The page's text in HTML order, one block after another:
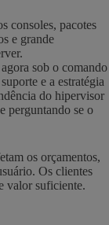
consoles, pacotes
e grande
sob o comando
e a estratégia
do hipervisor
perguntando se o
os orçamentos,
Os clientes
valor suficiente.